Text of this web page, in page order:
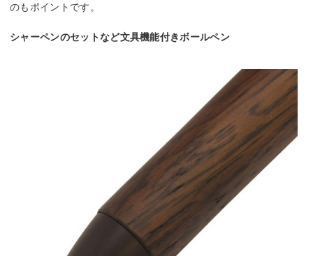
のもポイントです。
シャーペンのセットなど文具機能付きボールペン